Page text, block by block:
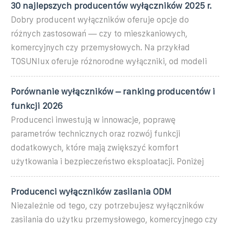
30 najlepszych producentów wyłączników 2025 r.
Dobry producent wyłączników oferuje opcje do
różnych zastosowań — czy to mieszkaniowych,
komercyjnych czy przemysłowych. Na przykład
TOSUNlux oferuje różnorodne wyłączniki, od modeli
Porównanie wyłączników – ranking producentów i
funkcji 2026
Producenci inwestują w innowacje, poprawę
parametrów technicznych oraz rozwój funkcji
dodatkowych, które mają zwiększyć komfort
użytkowania i bezpieczeństwo eksploatacji. Poniżej
Producenci wyłączników zasilania ODM
Niezależnie od tego, czy potrzebujesz wyłączników
zasilania do użytku przemysłowego, komercyjnego czy